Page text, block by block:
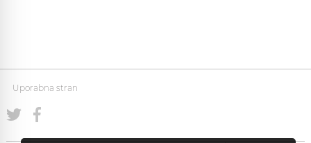
Uporabna stran